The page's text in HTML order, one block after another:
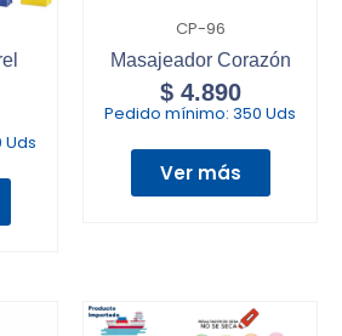
Uds
CP-96
Masajeador Corazón
$4.890
Pedido mínimo: 350 Uds
Ver más